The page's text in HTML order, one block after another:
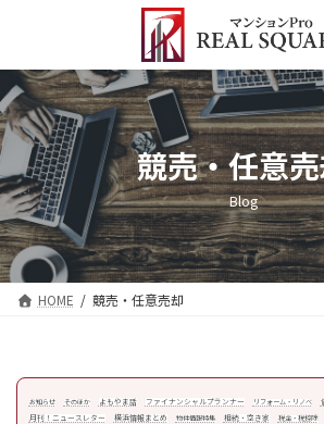
ン
ツ
へ
ス
キ
ッ
プ
ー
シ
ョ
ン
に
移
動
競売・任意
Blog
HOME 競売・任意売却
お知らせ そのほか よもやま話 ファイナンシャルプランナー リフォーム・リノベ
月刊！ニュースレター
横浜情報まとめ 物件情報特集 相続・空き家 税金・税控除